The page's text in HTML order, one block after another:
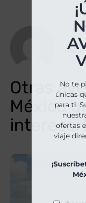
Otras
México
No te
únicas
para ti.
ofertas
viaje